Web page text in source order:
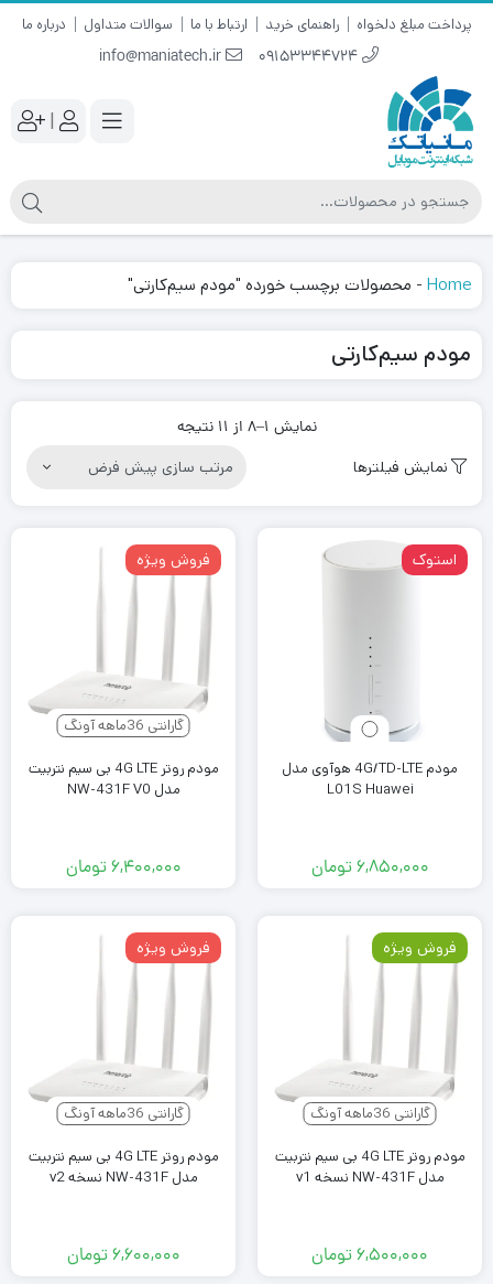
پرداخت مبلغ دلخواه راهنمای خرید ارتباط با ما سوالات متداول درباره ما
09153344724
info@maniatech.ir
|
Home
- محصولات برچسب خورده "مودم سیم‌کارتی"
مودم سیم‌کارتی
نمایش 1–8 از 11 نتیجه
نمایش فیلترها
استوک
مودم 4G/TD-LTE هوآوی مدل
L01S Huawei
۶,۸۵۰,۰۰۰تومان
گارانتی 36ماهه آونگ
فروش ویژه
مودم روتر 4G LTE بی سیم نتربیت
مدل NW-431F V0
۶,۴۰۰,۰۰۰تومان
گارانتی 36ماهه آونگ
فروش ویژه
مودم روتر 4G LTE بی سیم نتربیت
مدل NW-431F نسخه v1
۶,۵۰۰,۰۰۰تومان
گارانتی 36ماهه آونگ
فروش ویژه
مودم روتر 4G LTE بی سیم نتربیت
مدل NW-431F نسخه v2
۶,۶۰۰,۰۰۰تومان